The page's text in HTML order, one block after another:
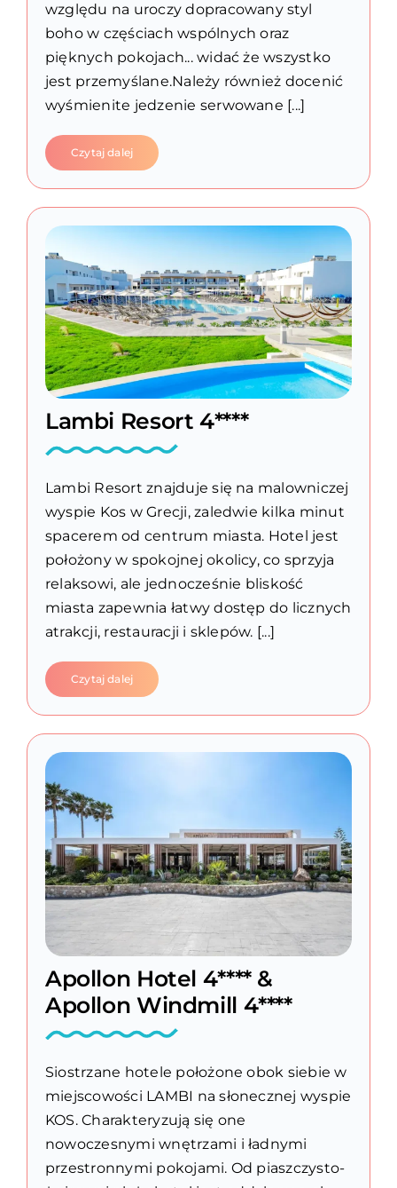
względu na uroczy dopracowany styl
boho w częściach wspólnych oraz
pięknych pokojach... widać że wszystko
jest przemyślane.Należy również docenić
wyśmienite jedzenie serwowane [...]
Czytaj dalej
Lambi Resort 4****
Lambi Resort znajduje się na malowniczej
wyspie Kos w Grecji, zaledwie kilka minut
spacerem od centrum miasta. Hotel jest
położony w spokojnej okolicy, co sprzyja
relaksowi, ale jednocześnie bliskość
miasta zapewnia łatwy dostęp do licznych
atrakcji, restauracji i sklepów. [...]
Czytaj dalej
Apollon Hotel 4**** &
Apollon Windmill 4****
Siostrzane hotele położone obok siebie w
miejscowości LAMBI na słonecznej wyspie
KOS. Charakteryzują się one
nowoczesnymi wnętrzami i ładnymi
przestronnymi pokojami. Od piaszczysto-